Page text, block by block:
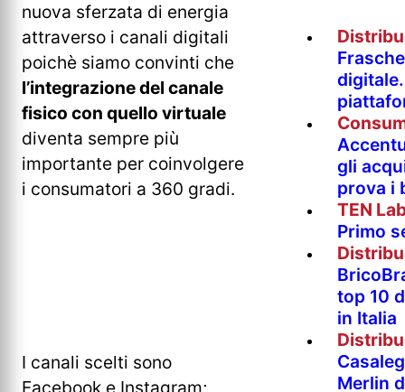
nuova sferzata di energia
attraverso i canali digitali
poichè siamo convinti che
l’integrazione del canale
fisico con quello virtuale
diventa sempre più
importante per coinvolgere
i consumatori a 360 gradi.
I canali scelti sono
gli
prova i
TEN
Primo
top 10
in Italia
Merlin